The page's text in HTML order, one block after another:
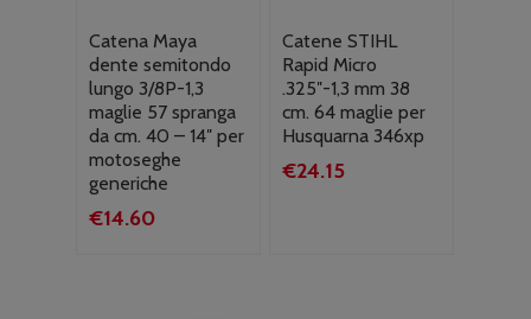
Catena Maya
dente semitondo
lungo 3/8P-1,3
maglie 57 spranga
da cm. 40 – 14″ per
motoseghe
generiche
€14.60
Catene STIHL
Rapid Micro
.325″-1,3 mm 38
cm. 64 maglie per
Husquarna 346xp
€24.15